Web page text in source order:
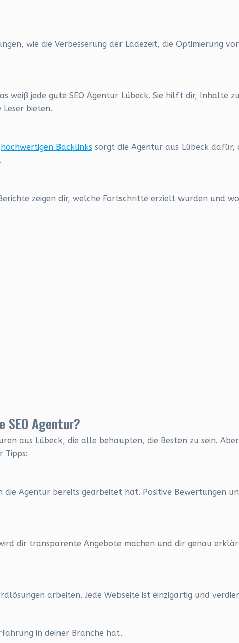
wie die Verbesserung der Ladezeit, die Optimierung
weiß jede gute SEO Agentur Lübeck. Sie hilft dir, Inhalte
bieten.
hochwertigen Backlinks sorgt die Agentur aus Lübeck dafür,
zeigen dir, welche Fortschritte erzielt wurden und
Agentur?
aus Lübeck, die alle behaupten, die Besten zu sein.
Tipps:
Agentur bereits gearbeitet hat. Positive Bewertungen
dir transparente Angebote machen und dir genau
arbeiten. Jede Webseite ist einzigartig und
in deiner Branche hat.